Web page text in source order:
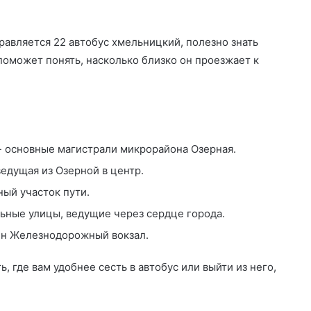
22 автобус хмельницкий, полезно знать
понять, насколько близко он проезжает к
магистрали микрорайона Озерная.
из Озерной в центр.
участок пути.
улицы, ведущие через сердце города.
Железнодорожный вокзал.
вам удобнее сесть в автобус или выйти из него,